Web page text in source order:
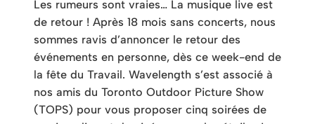
Les rumeurs sont vraies… La musique live est
de retour ! Après 18 mois sans concerts, nous
sommes ravis d’annoncer le retour des
événements en personne, dès ce week-end de
la fête du Travail. Wavelength s’est associé à
nos amis du Toronto Outdoor Picture Show
(TOPS) pour vous proposer cinq soirées de